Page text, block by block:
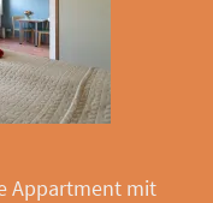
Appartment mit